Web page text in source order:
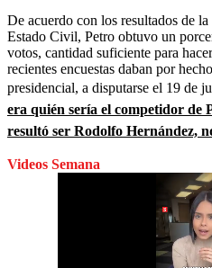
De acuerdo con los resultados de
Estado Civil, Petro obtuvo un
votos, cantidad suficiente para
recientes encuestas daban por
presidencial, a disputarse el 19 de
era quién sería el competidor de
resultó ser Rodolfo Hernández,
Videos Semana